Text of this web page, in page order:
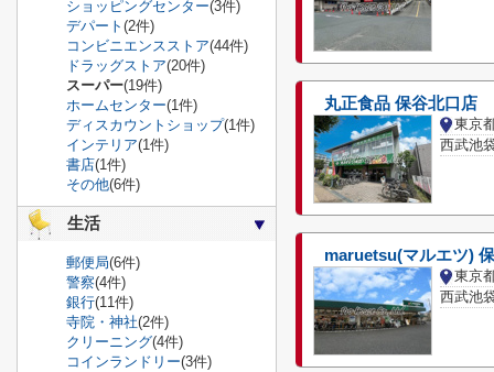
丸正食品 保谷北口店
東京
西武池
maruetsu(マルエツ)
東京
西武池
ショッピングセンター(3件)
デパート (2件)
コンビニエンスストア(44件)
ドラッグストア(20件)
スーパー(19件)
ホームセンター(1件)
ディスカウントショップ(1件)
インテリア(1件)
書店(1件)
その他(6件)
生活
郵便局(6件)
警察(4件)
銀行(11件)
寺院・神社(2件)
クリーニング(4件)
コインランドリー(3件)